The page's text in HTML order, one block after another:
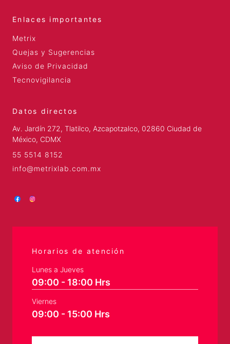
Enlaces importantes
Metrix
Quejas y Sugerencias
Aviso de Privacidad
Tecnovigilancia
Datos directos
Av. Jardín 272, Tlatilco, Azcapotzalco, 02860 Ciudad de
México, CDMX
55 5514 8152
info@metrixlab.com.mx
Horarios de atención
Lunes a Jueves
09:00 - 18:00 Hrs
Viernes
09:00 - 15:00 Hrs